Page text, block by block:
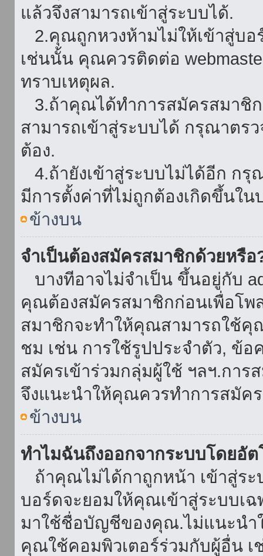
แล้วจึงสามารถเข้าสู่ระบบได้.
2.คุณถูกหวงห้ามไม่ให้เข้าสู่บอ
เช่นนั้น คุณควรติดต่อ
ทราบเหตุผล.
3.ถ้าคุณได้ทำการสมัครสมาชิ
สามารถเข้าสู่ระบบได้ กรุณาตร
ต้อง.
4.ถ้ายังเข้าสู่ระบบไม่ได้อีก กรุ
มีการตั้งค่าที่ไม่ถูกต้องเกิดขึ้นใน
ข้างบน
จำเป็นต้องสมัครสมาชิกด้วยหรือ
บางทีอาจไม่จำเป็น ขึ้นอยู่กับ
คุณต้องสมัครสมาชิกก่อนเพื่อโพ
สมาชิกจะทำให้คุณสามารถใช้คุ
ชม เช่น การใช้รูปประจำตัว, ข้อ
สมัครเข้าร่วมกลุ่มผู้ใช้ ฯลฯ.การ
จึงแนะนำให้คุณควรทำการสมัค
ข้างบน
ทำไมฉันถึงออกจากระบบโดยอั
ถ้าคุณไม่ได้กาถูกหน้า เข้าสู่ร
บอร์ดจะยอมให้คุณเข้าสู่ระบบเ
มาใช้ชื่อบัญชีของคุณ.ไม่แนะนำ
คุณใช้คอมพิวเตอร์ร่วมกับผู้อื่น เ